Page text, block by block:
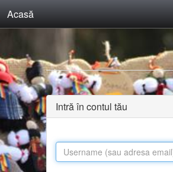
Acasă
Intră în contul tău